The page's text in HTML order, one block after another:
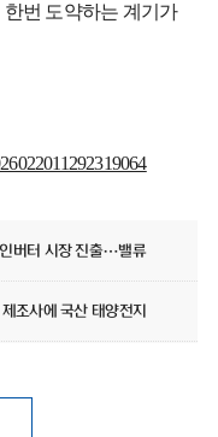
번 도약하는 계기가
시장 진출…밸류체인 확대”
사에 국산 태양전지 공급